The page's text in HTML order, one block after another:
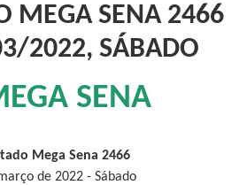
MEGA SENA 2466
2022, SÁBADO
SENA
Mega Sena 2466
de 2022 - Sábado